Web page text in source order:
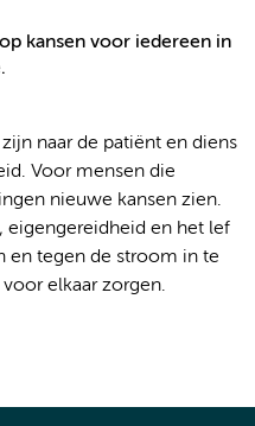
kansen voor iedereen in
naar de patiënt en diens
Voor mensen die
nieuwe kansen zien.
eigengereidheid en het lef
en tegen de stroom in te
elkaar zorgen.